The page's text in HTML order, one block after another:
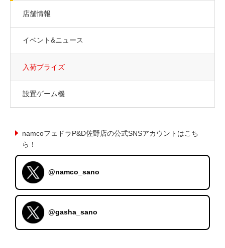
店舗情報
イベント&ニュース
入荷プライズ
設置ゲーム機
namcoフェドラP&D佐野店の公式SNSアカウントはこち
ら！
@namco_sano
@gasha_sano